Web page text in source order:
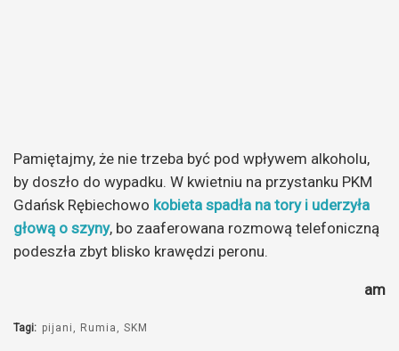
Pamiętajmy, że nie trzeba być pod wpływem alkoholu,
by doszło do wypadku. W kwietniu na przystanku PKM
Gdańsk Rębiechowo kobieta spadła na tory i uderzyła
głową o szyny, bo zaaferowana rozmową telefoniczną
podeszła zbyt blisko krawędzi peronu.
am
Tagi: pijani Rumia SKM